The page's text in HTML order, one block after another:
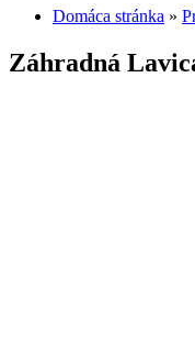
Domáca stránka »
Záhradná